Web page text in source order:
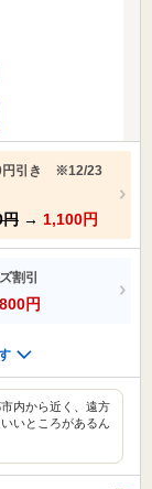
円引き ※12/23
円 → 1,100円
割引
800円
内から近く、遠方
いところがあるん